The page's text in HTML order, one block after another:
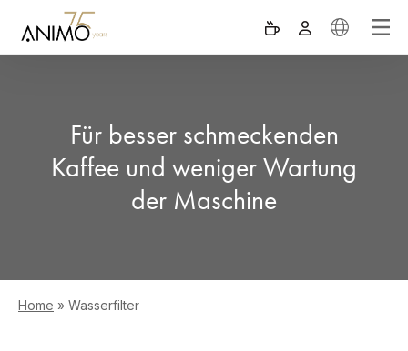
Für besser schmeckenden
Kaffee und weniger Wartung
der Maschine
Home » Wasserfilter